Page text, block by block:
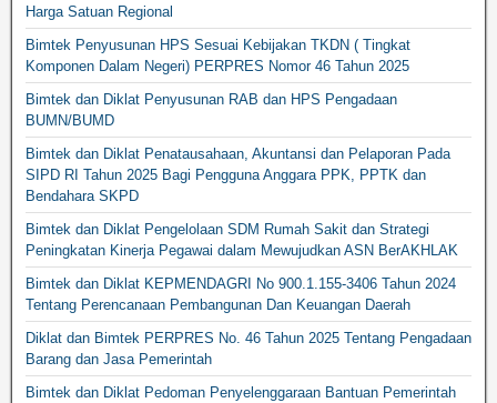
Harga Satuan Regional
Bimtek Penyusunan HPS Sesuai Kebijakan TKDN ( Tingkat
Komponen Dalam Negeri) PERPRES Nomor 46 Tahun 2025
Bimtek dan Diklat Penyusunan RAB dan HPS Pengadaan
BUMN/BUMD
Bimtek dan Diklat Penatausahaan, Akuntansi dan Pelaporan Pada
SIPD RI Tahun 2025 Bagi Pengguna Anggara PPK, PPTK dan
Bendahara SKPD
Bimtek dan Diklat Pengelolaan SDM Rumah Sakit dan Strategi
Peningkatan Kinerja Pegawai dalam Mewujudkan ASN BerAKHLAK
Bimtek dan Diklat KEPMENDAGRI No 900.1.155-3406 Tahun 2024
Tentang Perencanaan Pembangunan Dan Keuangan Daerah
Diklat dan Bimtek PERPRES No. 46 Tahun 2025 Tentang Pengadaan
Barang dan Jasa Pemerintah
Bimtek dan Diklat Pedoman Penyelenggaraan Bantuan Pemerintah